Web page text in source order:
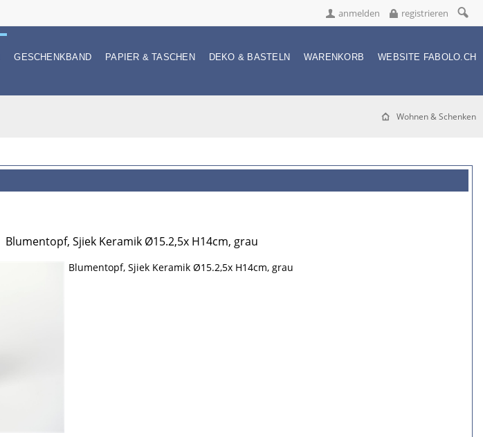
anmelden registrieren
GESCHENKBAND PAPIER & TASCHEN DEKO & BASTELN WARENKORB WEBSITE FABOLO.CH
Wohnen & Schenken
Blumentopf, Sjiek Keramik Ø15.2,5x H14cm, grau
Blumentopf, Sjiek Keramik Ø15.2,5x H14cm, grau